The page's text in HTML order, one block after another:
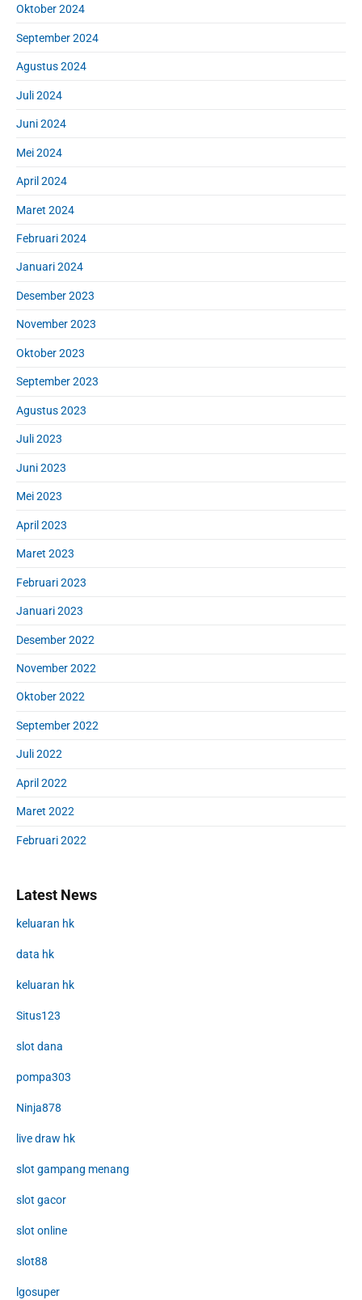
Oktober 2024
September 2024
Agustus 2024
Juli 2024
Juni 2024
Mei 2024
April 2024
Maret 2024
Februari 2024
Januari 2024
Desember 2023
November 2023
Oktober 2023
September 2023
Agustus 2023
Juli 2023
Juni 2023
Mei 2023
April 2023
Maret 2023
Februari 2023
Januari 2023
Desember 2022
November 2022
Oktober 2022
September 2022
Juli 2022
April 2022
Maret 2022
Februari 2022
Latest News
keluaran hk
data hk
keluaran hk
Situs123
slot dana
pompa303
Ninja878
live draw hk
slot gampang menang
slot gacor
slot online
slot88
lgosuper